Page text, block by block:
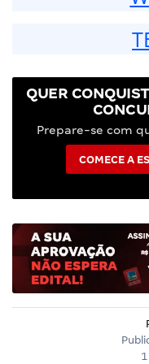
QUER
Prepare-se com
COMECE A